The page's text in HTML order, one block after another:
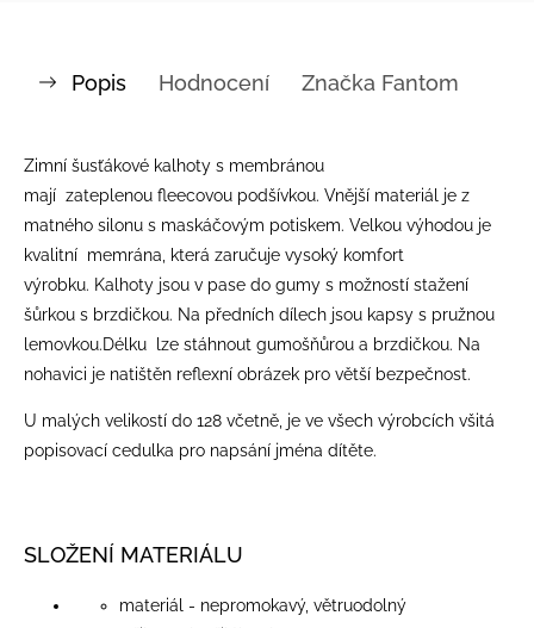
Popis Hodnocení Značka Fantom
Zimní šusťákové kalhoty s membránou
mají zateplenou fleecovou podšívkou. Vnější materiál je z
matného silonu s maskáčovým potiskem. Velkou výhodou je
kvalitní memrána, která zaručuje vysoký komfort
výrobku. Kalhoty jsou v pase do gumy s možností stažení
šůrkou s brzdičkou. Na předních dílech jsou kapsy s pružnou
lemovkou.Délku lze stáhnout gumošňůrou a brzdičkou. Na
nohavici je natištěn reflexní obrázek pro větší bezpečnost.
U malých velikostí do 128 včetně, je ve všech výrobcích všitá
popisovací cedulka pro napsání jména dítěte.
SLOŽENÍ MATERIÁLU
materiál - nepromokavý, větruodolný